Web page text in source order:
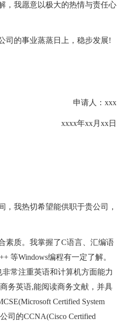
，我愿意以极大的热情与责任心
司的事业蒸蒸日上，稳步发展!
申请人：xxx
xxxx年xx月xx日
我热切希望能供职于贵公司，
素质。我掌握了C语言、汇编语
等Windows编程有一定了解。
常注重英语和计算机方面能力
务英语,能阅读商务文献，并具
Certified System
司的CCNA(Cisco Certified